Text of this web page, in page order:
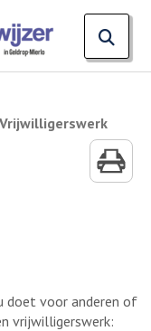
Vrijwilligerswerk
doet voor anderen of
vrijwilligerswerk: